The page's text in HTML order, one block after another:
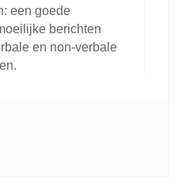
een goede
berichten
en non-verbale